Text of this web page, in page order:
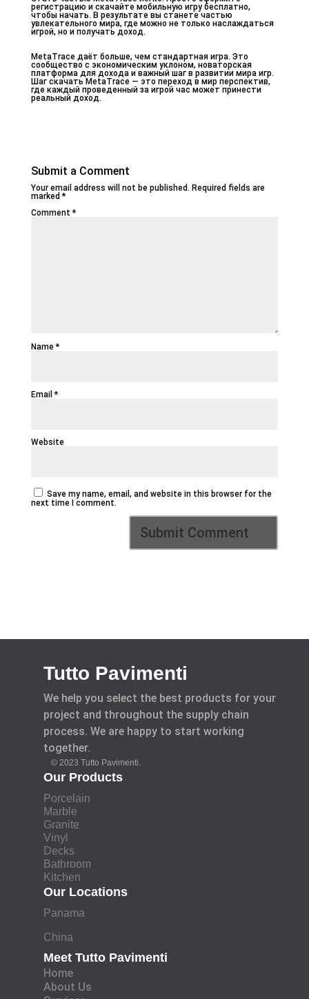
регистрацию и скачайте мобильную игру бесплатно,
чтобы начать. В результате вы станете частью
увлекательного мира, где можно не только наслаждаться
игрой, но и получать доход.
MetaTrace даёт больше, чем стандартная игра. Это
сообщество с экономическим уклоном, новаторская
платформа для дохода и важный шаг в развитии мира игр.
Шаг скачать MetaTrace — это переход в мир перспектив,
где каждый проведенный за игрой час может принести
реальный доход.
Submit a Comment
Your email address will not be published. Required fields are
marked*
Comment*
Name*
Email*
Website
Save my name, email, and website in this browser for the
next time I comment.
Tutto Pavimenti
We help you select the best products for your
project and throughout the supply chain
process. We are happy to start working
together.
© 2023 Tutto Pavimenti.
Our Products
Porcelain
Marble
Granite
Vinyl
Decks
Bathroom
Kitchen
Our Locations
Panama
China
Meet Tutto Pavimenti
Home
About Us